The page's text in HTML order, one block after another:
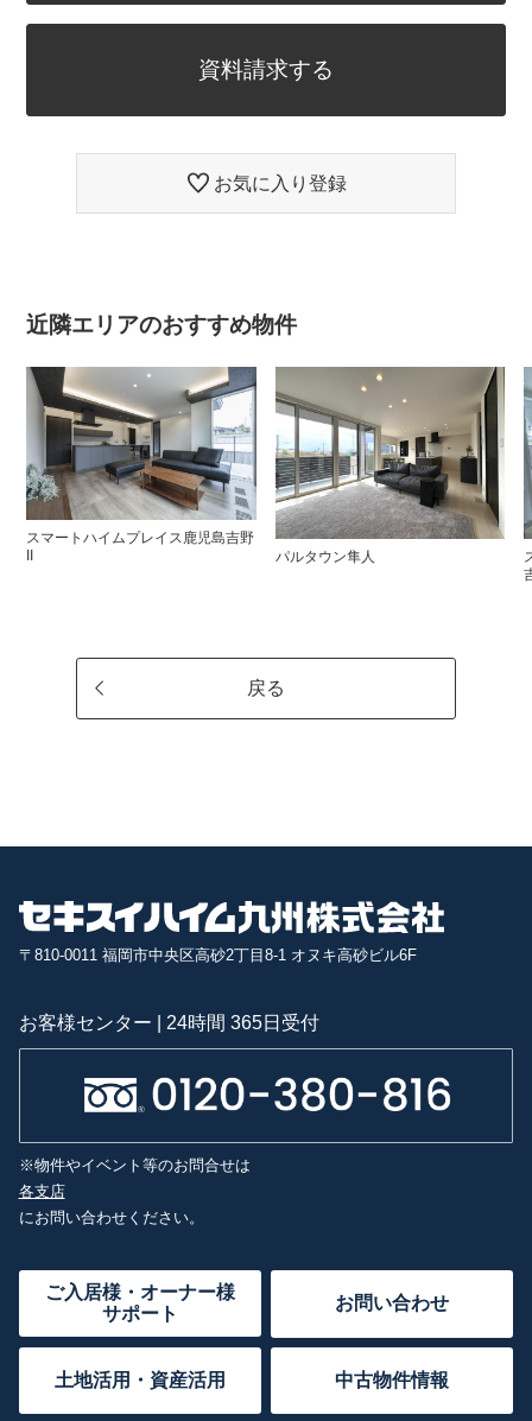
資料請求する
お気に入り登録
近隣エリアのおすすめ物件
スマートハイムプレイス鹿児島吉野
II
パルタウン隼人
戻る
〒810-0011 福岡市中央区高砂2丁目8-1 オヌキ高砂ビル6F
お客様センター | 24時間 365日受付
※物件やイベント等のお問合せは
各支店
にお問い合わせください。
ご入居様・オーナー様
サポート
お問い合わせ
土地活用・資産活用 中古物件情報